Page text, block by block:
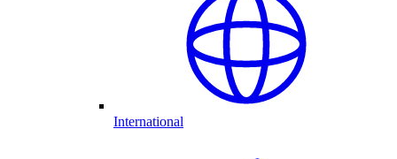
International